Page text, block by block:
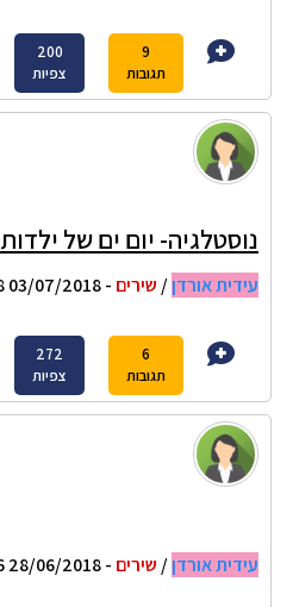
9
תגובות
200
צפיות
נוסטלגיה- יום ים של ילדות
עידית אורדן/ שירים - 03/07/2018 18:48
6
תגובות
272
צפיות
עידית אורדן/ שירים - 28/06/2018 15:06